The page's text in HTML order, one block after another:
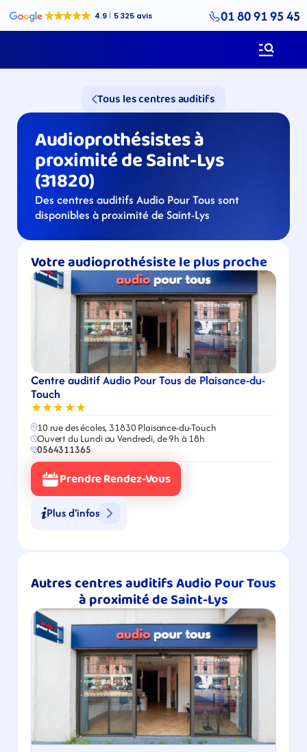
01 80 91 95 45
Tous les centres auditifs
Audioprothésistes à
proximité de Saint-Lys
(31820)
Des centres auditifs Audio Pour Tous sont
disponibles à proximité de Saint-Lys
Votre audioprothésiste le plus proche
Centre auditif Audio Pour Tous de Plaisance-du-
Touch
★★★★★
10 rue des écoles, 31830 Plaisance-du-Touch
Ouvert du Lundi au Vendredi, de 9h à 18h
0564311365
Prendre Rendez-Vous
Plus d'infos
Autres centres auditifs Audio Pour Tous
à proximité de Saint-Lys